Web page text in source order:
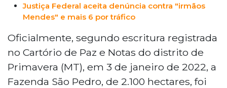
Justiça Federal aceita denúncia contra "irmãos
Mendes" e mais 6 por tráfico
Oficialmente, segundo escritura registrada
no Cartório de Paz e Notas do distrito de
Primavera (MT), em 3 de janeiro de 2022, a
Fazenda São Pedro, de 2.100 hectares, foi